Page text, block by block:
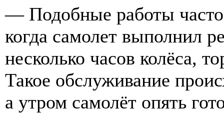
— Подобные работы
когда самолет выполнил
несколько часов колёса,
Такое обслуживание
а утром самолёт опять